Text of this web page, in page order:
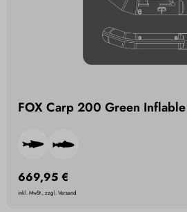
FOX Carp 200 Green
669,95 €
inkl. MwSt., zzgl. Versand